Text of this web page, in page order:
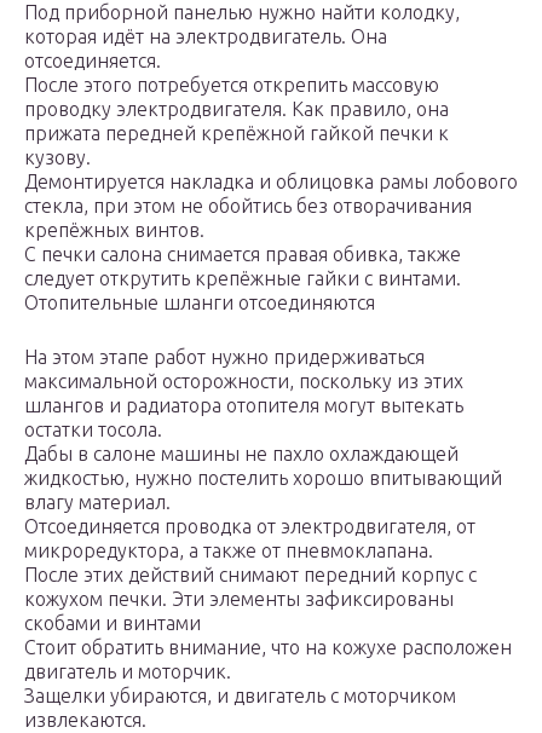
Под приборной панелью нужно найти колодку,
которая идёт на электродвигатель. Она
отсоединяется.
После этого потребуется открепить массовую
проводку электродвигателя. Как правило, она
прижата передней крепёжной гайкой печки к
кузову.
Демонтируется накладка и облицовка рамы лобового
стекла, при этом не обойтись без отворачивания
крепёжных винтов.
С печки салона снимается правая обивка, также
следует открутить крепёжные гайки с винтами.
Отопительные шланги отсоединяются
На этом этапе работ нужно придерживаться
максимальной осторожности, поскольку из этих
шлангов и радиатора отопителя могут вытекать
остатки тосола.
Дабы в салоне машины не пахло охлаждающей
жидкостью, нужно постелить хорошо впитывающий
влагу материал.
Отсоединяется проводка от электродвигателя, от
микроредуктора, а также от пневмоклапана.
После этих действий снимают передний корпус с
кожухом печки. Эти элементы зафиксированы
скобами и винтами
Стоит обратить внимание, что на кожухе расположен
двигатель и моторчик.
Защелки убираются, и двигатель с моторчиком
извлекаются.